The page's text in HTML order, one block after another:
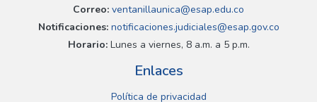
Correo: ventanillaunica@esap.edu.co
Notificaciones:notificaciones.judiciales@esap.gov.co
Horario:Lunes a viernes, 8 a.m. a 5 p.m.
Enlaces
Política de privacidad